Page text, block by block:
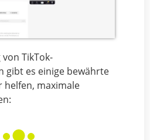
TikTok-
gibt es einige bewährte
helfen, maximale